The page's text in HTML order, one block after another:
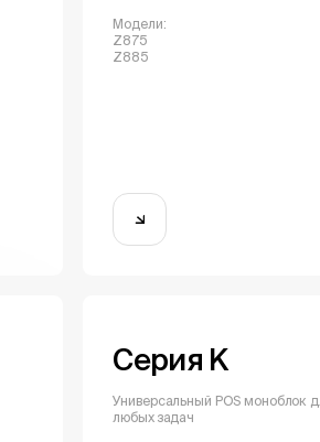
Модели:
Z875
Z885
Серия K
Универсальный POS моноблок
любых задач